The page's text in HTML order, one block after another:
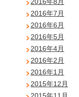
2016年8月
2016年7月
2016年6月
2016年5月
2016年4月
2016年2月
2016年1月
2015年12月